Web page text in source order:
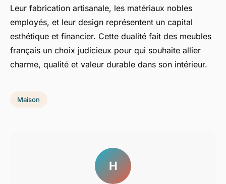
Leur fabrication artisanale, les matériaux nobles
employés, et leur design représentent un capital
esthétique et financier. Cette dualité fait des meubles
français un choix judicieux pour qui souhaite allier
charme, qualité et valeur durable dans son intérieur.
Maison
H